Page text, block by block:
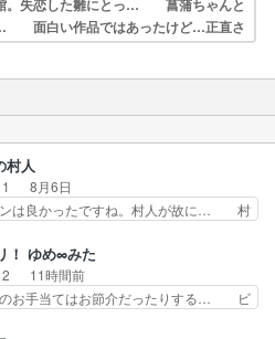
失恋した雛にとっ… 菖蒲ちゃんと
… 面白い作品ではあったけど…正直さ
に粒子化(雛さんを巻き… 雛の涙
村人
1
8月6日
ンは良かったですね。村人が故に… 村
に結婚の約束をした鏡ずっ… カジノ
するも集まらない更に追… 王命でク
をすることになったデビ… 最強の村
出会いで少しは変わった… やはり何か
！ ゆめ∞みた
2
11時間前
のお手当てはお節介だったりする… ビ